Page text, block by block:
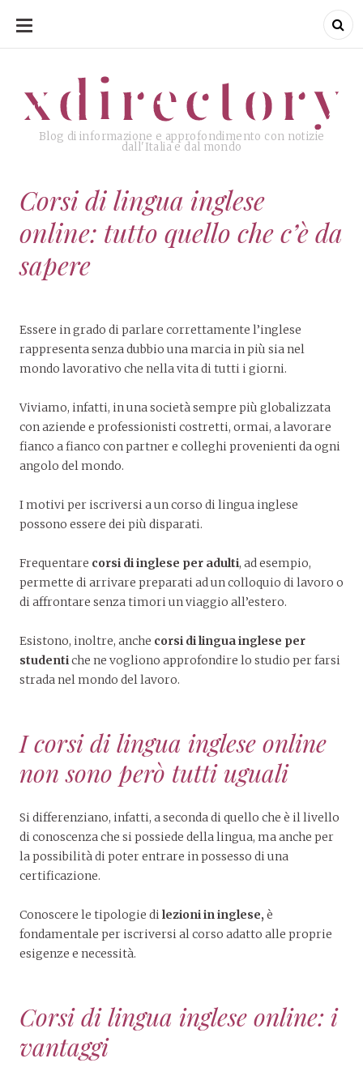
SKIP
CONTENT
xdirectory
Blog di informazione e approfondimento con notizie
dall'Italia e dal mondo
xdirectory
Corsi di lingua inglese
online: tutto quello che c’è da
sapere
Essere in grado di parlare correttamente l’inglese
rappresenta senza dubbio una marcia in più sia nel
mondo lavorativo che nella vita di tutti i giorni.
Viviamo, infatti, in una società sempre più globalizzata
con aziende e professionisti costretti, ormai, a lavorare
fianco a fianco con partner e colleghi provenienti da ogni
angolo del mondo.
I motivi per iscriversi a un corso di lingua inglese
possono essere dei più disparati.
Frequentare corsi di inglese per adulti, ad esempio,
permette di arrivare preparati ad un colloquio di lavoro o
di affrontare senza timori un viaggio all’estero.
Esistono, inoltre, anche corsi di lingua inglese per
studentiche ne vogliono approfondire lo studio per farsi
strada nel mondo del lavoro.
I corsi di lingua inglese online
non sono però tutti uguali
Si differenziano, infatti, a seconda di quello che è il livello
di conoscenza che si possiede della lingua, ma anche per
la possibilità di poter entrare in possesso di una
certificazione.
Conoscere le tipologie dilezioni in inglese, è
fondamentale per iscriversi al corso adatto alle proprie
esigenze e necessità.
Corsi di lingua inglese online: i
vantaggi